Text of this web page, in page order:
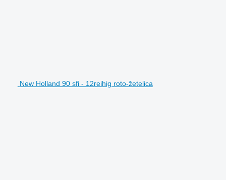
New Holland 90 sfi - 12reihig roto-žetelica